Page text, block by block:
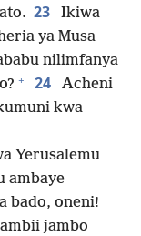
23
Ikiwa
ya Musa
nilimfanya
+ 24
Acheni
kwa
Yerusalemu
ambaye
bado, oneni!
jambo